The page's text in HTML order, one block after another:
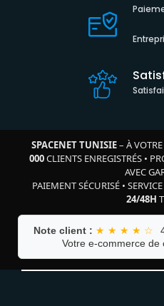
SPACENET TUNISIE– À VOTRE
000CLIENTS ENREGISTRÉS•
AVEC
PAIEMENT SÉCURISÉ •
24/48H
Note client : ★ ★ ★ ★ ☆
Votre e-commerce de